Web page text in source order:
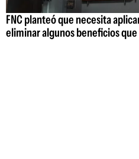
FNC planteó que necesita
eliminar algunos beneficios